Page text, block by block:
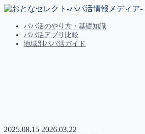
パパ活のやり方・基礎知識
パパ活アプリ比較
地域別パパ活ガイド
2025.08.15 2026.03.22